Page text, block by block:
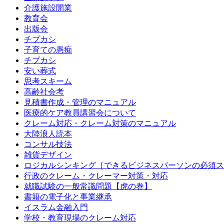
介護施設開業
教育会
出版会
チプカシ
子育ての愚痴
チプカシ
安い葬式
思考スキーム
高齢社会考
見積書作成・管理のマニュアル
医療的ケア教員講習会について
クレーム対応・クレーム対策のマニュアル
大陸浪人読本
コンサル技法
雑貨デザイン
ロジカルシンキング［できるビジネスパーソンの必須
行政のクレーム・クレーマー対策・対応
就職試験の一般常識問題【虎の巻】
書籍の電子化と事業継承
イスラム金融入門
学校・教育現場のクレーム対応